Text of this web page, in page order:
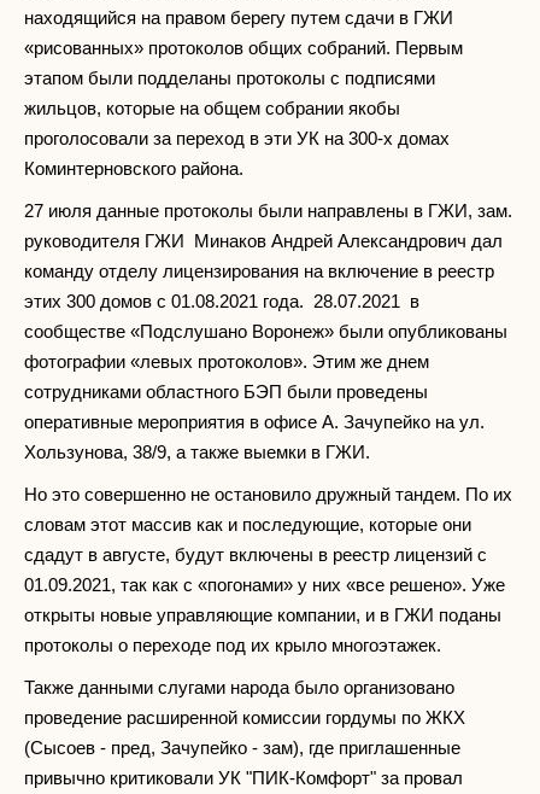
находящийся на правом берегу путем сдачи в ГЖИ
«рисованных» протоколов общих собраний. Первым
этапом были подделаны протоколы с подписями
жильцов, которые на общем собрании якобы
проголосовали за переход в эти УК на 300-х домах
Коминтерновского района.
27 июля данные протоколы были направлены в ГЖИ, зам.
руководителя ГЖИ Минаков Андрей Александрович дал
команду отделу лицензирования на включение в реестр
этих 300 домов с 01.08.2021 года. 28.07.2021 в
сообществе «Подслушано Воронеж» были опубликованы
фотографии «левых протоколов». Этим же днем
сотрудниками областного БЭП были проведены
оперативные мероприятия в офисе А. Зачупейко на ул.
Хользунова, 38/9, а также выемки в ГЖИ.
Но это совершенно не остановило дружный тандем. По их
словам этот массив как и последующие, которые они
сдадут в августе, будут включены в реестр лицензий с
01.09.2021, так как с «погонами» у них «все решено». Уже
открыты новые управляющие компании, и в ГЖИ поданы
протоколы о переходе под их крыло многоэтажек.
Также данными слугами народа было организовано
проведение расширенной комиссии гордумы по ЖКХ
(Сысоев - пред, Зачупейко - зам), где приглашенные
привычно критиковали УК "ПИК-Комфорт" за провал